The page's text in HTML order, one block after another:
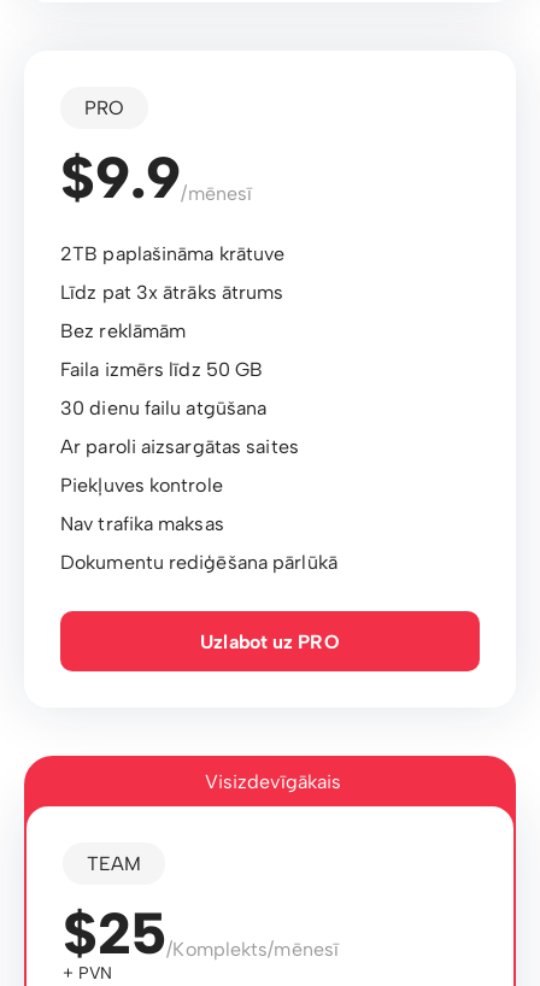
PRO
$9.9/mēnesī
2TB paplašināma krātuve
Līdz pat 3x ātrāks ātrums
Bez reklāmām
Faila izmērs līdz 50 GB
30 dienu failu atgūšana
Ar paroli aizsargātas saites
Piekļuves kontrole
Nav trafika maksas
Dokumentu rediģēšana pārlūkā
Uzlabot uz PRO
Visizdevīgākais
TEAM
$25/Komplekts/mēnesī
+ PVN